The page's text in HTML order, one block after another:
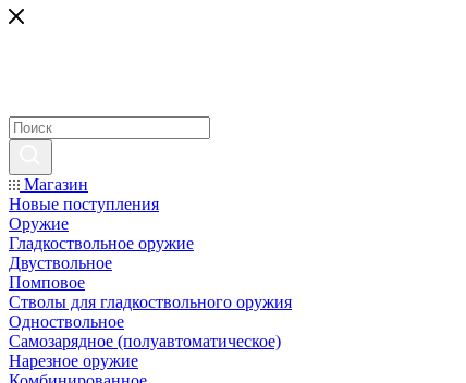
Магазин
Новые поступления
Оружие
Гладкоствольное оружие
Двуствольное
Помповое
Стволы для гладкоствольного оружия
Одноствольное
Самозарядное (полуавтоматическое)
Нарезное оружие